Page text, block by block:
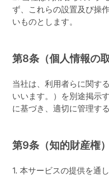
ず、これらの設置及び操
いものとします。
第8条（個人情報の
当社は、利用者らに関す
いいます。）を別途掲示
に基づき、適切に管理す
第9条（知的財産権）
1. 本サービスの提供を通